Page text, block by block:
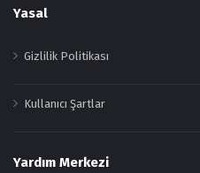
Yasal
Gizlilik Politikası
Kullanıcı Şartlar
Yardım Merkezi